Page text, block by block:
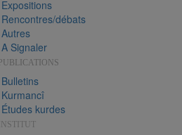
Expositions
Rencontres/débats
Autres
A Signaler
PUBLICATIONS
Bulletins
Kurmancî
Études kurdes
INSTITUT